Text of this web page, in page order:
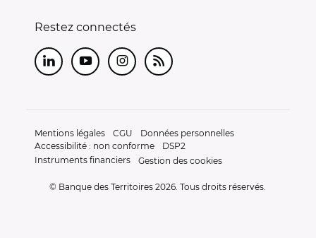
Restez connectés
LinkedInYoutubeInstagram
RSS
Mentions légales CGU
Données personnelles
Accessibilité : non conforme
DSP2
Instruments financiers
Gestion des cookies
© Banque des Territoires 2026. Tous droits réservés.